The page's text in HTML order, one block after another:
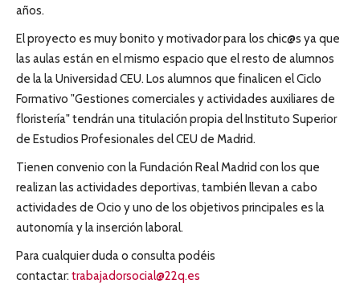
años.
El proyecto es muy bonito y motivador para los chic@s ya que
las aulas están en el mismo espacio que el resto de alumnos
de la la Universidad CEU. Los alumnos que finalicen el Ciclo
Formativo "Gestiones comerciales y actividades auxiliares de
floristería" tendrán una titulación propia del Instituto Superior
de Estudios Profesionales del CEU de Madrid.
Tienen convenio con la Fundación Real Madrid con los que
realizan las actividades deportivas, también llevan a cabo
actividades de Ocio y uno de los objetivos principales es la
autonomía y la inserción laboral.
Para cualquier duda o consulta podéis
contactar: trabajadorsocial@22q.es